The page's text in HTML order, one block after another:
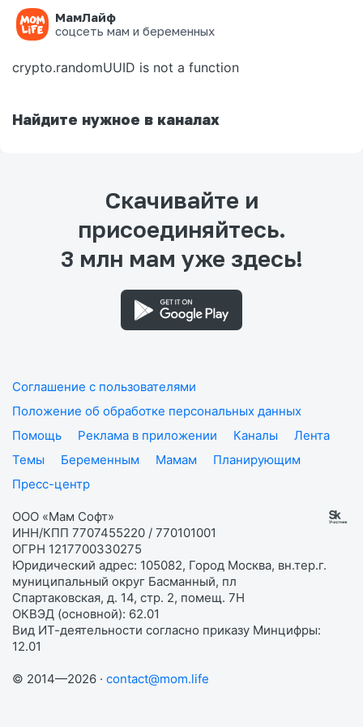
МамЛайф
соцсеть мам и беременных
Ошибка на странице
crypto.randomUUID is not a function
Найдите нужное в каналах
Скачивайте и
присоединяйтесь.
3 млн мам уже здесь!
Соглашение с пользователями
Положение об обработке персональных данных
Помощь
Реклама в приложении Каналы
Лента
Темы
Беременным Мамам
Планирующим
Пресс-центр
ООО «Мам Софт»
ИНН/КПП 7707455220 / 770101001
ОГРН 1217700330275
Юридический адрес: 105082, Город Москва, вн.тер.г.
муниципальный округ Басманный, пл
Спартаковская, д. 14, стр. 2, помещ. 7Н
ОКВЭД (основной): 62.01
Вид ИТ-деятельности согласно приказу Минцифры:
12.01
© 2014—2026 · contact@mom.life